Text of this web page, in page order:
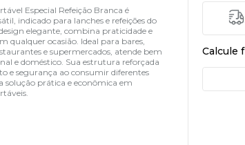
Especial Refeição Branca é
indicado para lanches e refeições do
elegante, combina praticidade e
qualquer ocasião. Ideal para bares,
e supermercados, atende bem
e doméstico. Sua estrutura reforçada
e segurança ao consumir diferentes
solução prática e econômica em